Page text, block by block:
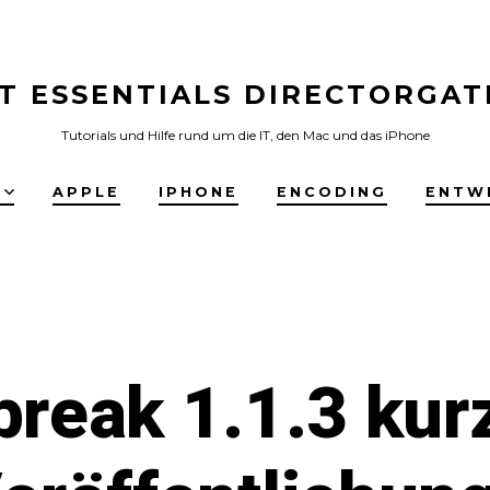
ESSENTIALS
Tutorials und Hilfe rund um die IT, den Mac und das iPhone
APPLE IPHONE ENCODING
1.1.3